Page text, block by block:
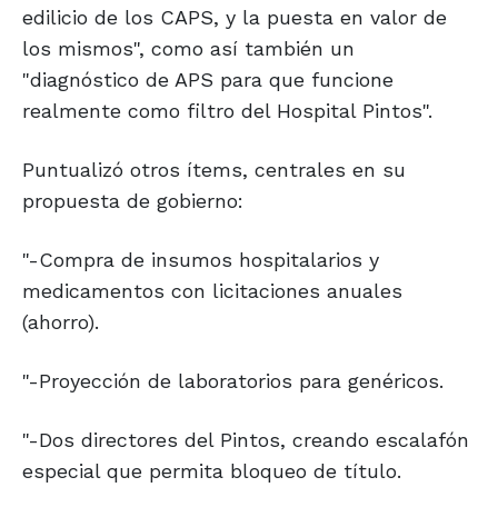
edilicio de los CAPS, y la puesta en valor de
los mismos", como así también un
"diagnóstico de APS para que funcione
realmente como filtro del Hospital Pintos".
Puntualizó otros ítems, centrales en su
propuesta de gobierno:
"-Compra de insumos hospitalarios y
medicamentos con licitaciones anuales
(ahorro).
"-Proyección de laboratorios para genéricos.
"-Dos directores del Pintos, creando escalafón
especial que permita bloqueo de título.